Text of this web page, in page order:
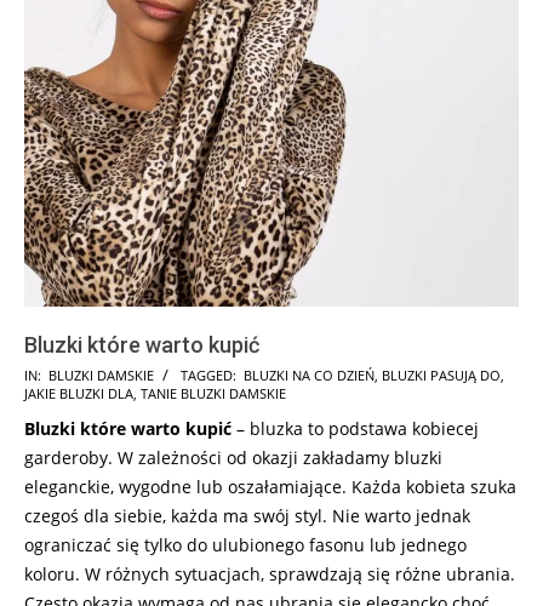
Bluzki które warto kupić
2024-
09-
06
IN: BLUZKI DAMSKIE TAGGED: BLUZKI NA CO DZIEŃ, BLUZKI PASUJĄ DO,
JAKIE BLUZKI DLA, TANIE BLUZKI DAMSKIE
Bluzki które warto kupić – bluzka to podstawa kobiecej
garderoby. W zależności od okazji zakładamy bluzki
eleganckie, wygodne lub oszałamiające. Każda kobieta szuka
czegoś dla siebie, każda ma swój styl. Nie warto jednak
ograniczać się tylko do ulubionego fasonu lub jednego
koloru. W różnych sytuacjach, sprawdzają się różne ubrania.